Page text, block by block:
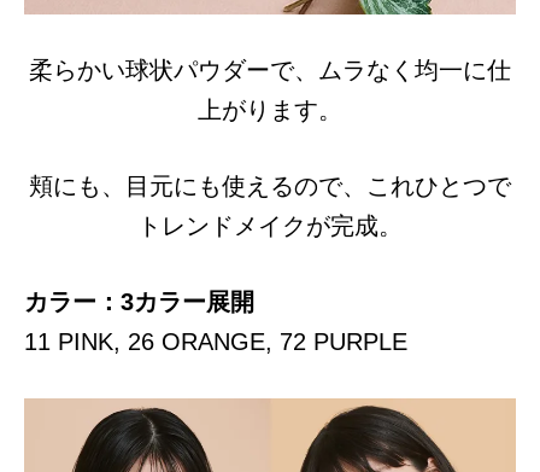
柔らかい球状パウダーで、ムラなく均一に仕
上がります。
頬にも、目元にも使えるので、これひとつで
トレンドメイクが完成。
カラー：3カラー展開
11 PINK, 26 ORANGE, 72 PURPLE